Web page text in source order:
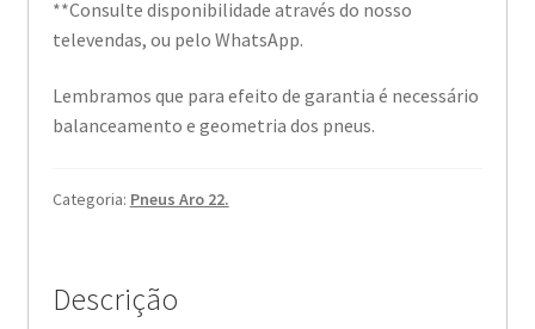
**Consulte disponibilidade através do nosso
televendas, ou pelo WhatsApp.
Lembramos que para efeito de garantia é necessário
balanceamento e geometria dos pneus.
Categoria: Pneus Aro 22.
Descrição